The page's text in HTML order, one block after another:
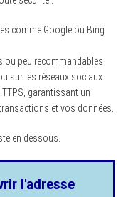
comme Google ou Bing
ou peu recommandables
sur les réseaux sociaux.
garantissant un
et vos données.
en dessous.
l'adresse